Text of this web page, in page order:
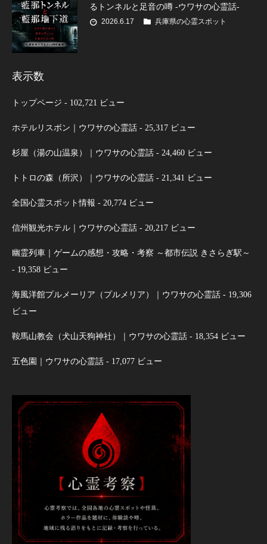
るトンネルと足音の噂 -ウワサの心霊話-
2026.6.17 兵庫県の心霊スポット
表示数
トップページ - 102,721 ビュー
ホテルリスボン｜ウワサの心霊話 - 25,317 ビュー
杉屋（湯の山温泉）｜ウワサの心霊話 - 24,460 ビュー
トトロの森（所沢）｜ウワサの心霊話 - 21,341 ビュー
全国心霊スポット情報 - 20,774 ビュー
信州観光ホテル｜ウワサの心霊話 - 20,217 ビュー
幽霊列車｜ゲームの感想・攻略・考察 ～都市伝説 きさらぎ駅～
- 19,358 ビュー
海風洋館プルメーリア（プルメリア）｜ウワサの心霊話 - 19,306
ビュー
鞍馬山教会（犬山天狗神社）｜ウワサの心霊話 - 18,354 ビュー
五色園｜ウワサの心霊話 - 17,077 ビュー